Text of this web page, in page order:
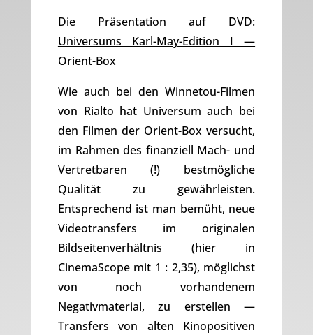
Die Präsentation auf DVD:
Universums Karl-May-Edition I —
Orient-Box
Wie auch bei den Winnetou-Filmen
von Rialto hat Universum auch bei
den Filmen der Orient-Box versucht,
im Rahmen des finanziell Mach- und
Vertretbaren (!) bestmögliche
Qualität zu gewährleisten.
Entsprechend ist man bemüht, neue
Videotransfers im originalen
Bildseitenverhältnis (hier in
CinemaScope mit 1 : 2,35), möglichst
von noch vorhandenem
Negativmaterial, zu erstellen —
Transfers von alten Kinopositiven